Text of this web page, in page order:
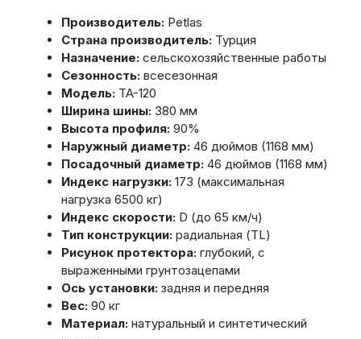
Производитель:Petlas
Страна производитель:Турция
Назначение:сельскохозяйственные работы
Сезонность:всесезонная
Модель:TA-120
Ширина шины:380 мм
Высота профиля:90%
Наружный диаметр:46 дюймов (1168 мм)
Посадочный диаметр:46 дюймов (1168 мм)
Индекс нагрузки:173 (максимальная
нагрузка 6500 кг)
Индекс скорости:D (до 65 км/ч)
Тип конструкции:радиальная (TL)
Рисунок протектора:глубокий, с
выраженными грунтозацепами
Ось установки:задняя и передняя
Вес:90 кг
Материал:натуральный и синтетический